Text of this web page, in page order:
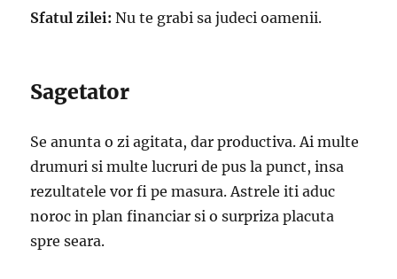
Sfatul zilei: Nu te grabi sa judeci oamenii.
Sagetator
Se anunta o zi agitata, dar productiva. Ai multe
drumuri si multe lucruri de pus la punct, insa
rezultatele vor fi pe masura. Astrele iti aduc
noroc in plan financiar si o surpriza placuta
spre seara.